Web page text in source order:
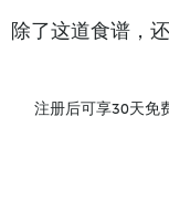
除了这道食谱，
注册后可享30天免